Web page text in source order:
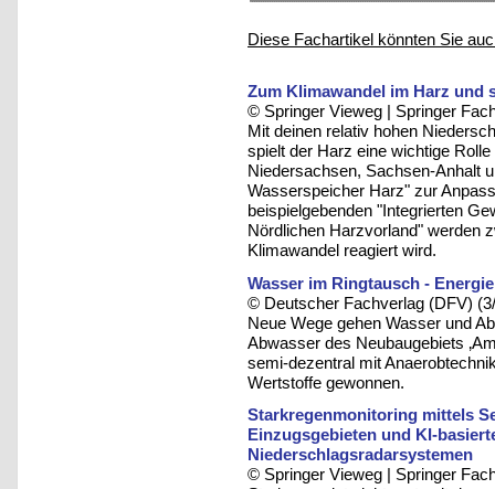
Diese Fachartikel könnten Sie
Zum Klimawandel im Harz und
© Springer Vieweg | Springer
Mit deinen relativ hohen
spielt der Harz eine wichtige
Niedersachsen, Sachsen-Anhalt
Wasserspeicher Harz" zur
beispielgebenden "Integrierten
Nördlichen Harzvorland" werden
Klimawandel reagiert wird.
Wasser im Ringtausch -
© Deutscher Fachverlag (DFV)
Neue Wege gehen Wasser und
Abwasser des Neubaugebiets
semi-dezentral mit
Wertstoffe gewonnen.
Starkregenmonitoring mittels
Einzugsgebieten und KI-
Niederschlagsradarsystemen
© Springer Vieweg | Springer